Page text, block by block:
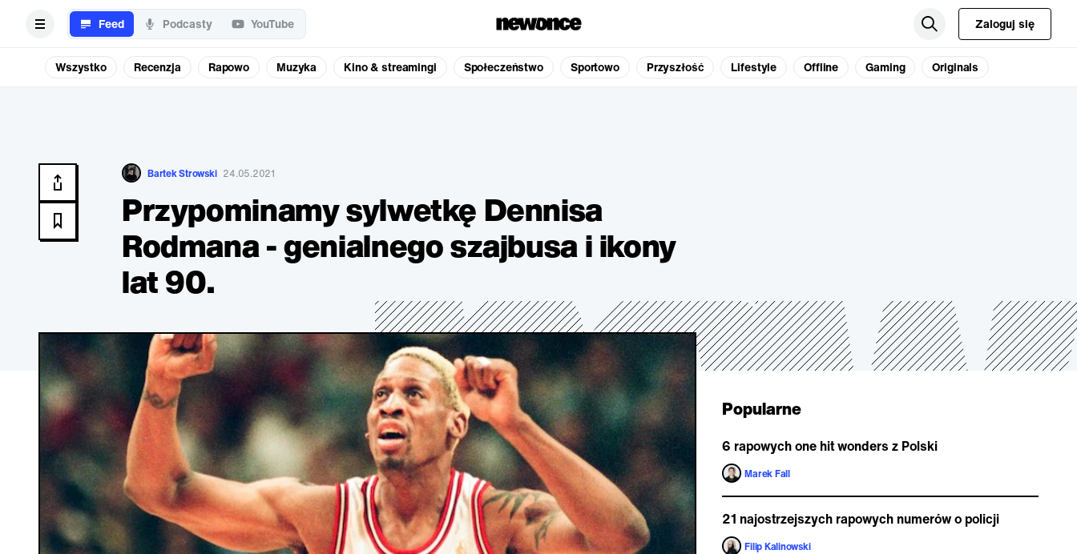
Feed Podcasty YouTube Zaloguj się
Wszystko Recenzja Rapowo Muzyka Kino & streamingi Społeczeństwo Sportowo Przyszłość Lifestyle Offline Gaming Originals
Bartek Strowski 24.05.2021
Przypominamy sylwetkę Dennisa
Rodmana - genialnego szajbusa i ikony
lat 90.
Popularne
6 rapowych one hit wonders z Polski
Marek Fall
21 najostrzejszych rapowych numerów o policji
Filip Kalinowski